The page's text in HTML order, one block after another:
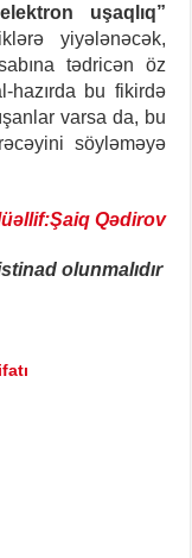
uşaqlıq”
yiyələnəcək,
tədricən öz
hazırda bu fikirdə
varsa da, bu
söyləməyə
Qədirov
olunmalıdır